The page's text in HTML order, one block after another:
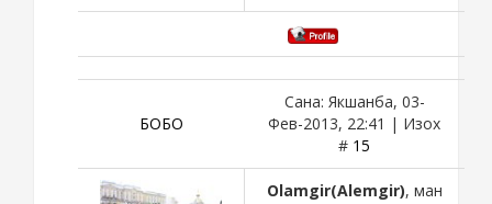
БОБО
Сана: Якшанба, 03-
Фев-2013, 22:41 | Изох
# 15
Olamgir(Alemgir), ман